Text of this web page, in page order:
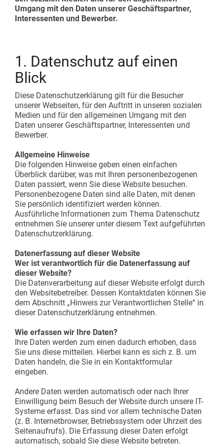
Shadowboard
Förderstrecken
Whiteboards
FIFO-Bahnhof
ZUR ÜBERSICHT
ZUR ÜBERSICHT
Umgang mit den Daten unserer Geschäftspartner,
Interessenten und Bewerber.
1. Datenschutz auf einen
Blick
Diese Datenschutzerklärung gilt für die Besucher
unserer Webseiten, für den Auftritt in unseren sozialen
Medien und für den allgemeinen Umgang mit den
Daten unserer Geschäftspartner, Interessenten und
Bewerber.
Allgemeine Hinweise
Die folgenden Hinweise geben einen einfachen
Überblick darüber, was mit Ihren personenbezogenen
Daten passiert, wenn Sie diese Website besuchen.
Personenbezogene Daten sind alle Daten, mit denen
Sie persönlich identifiziert werden können.
Ausführliche Informationen zum Thema Datenschutz
entnehmen Sie unserer unter diesem Text aufgeführten
Datenschutzerklärung.
Datenerfassung auf dieser Website
Wer ist verantwortlich für die Datenerfassung auf
dieser Website?
Die Datenverarbeitung auf dieser Website erfolgt durch
den Websitebetreiber. Dessen Kontaktdaten können Sie
dem Abschnitt „Hinweis zur Verantwortlichen Stelle“ in
dieser Datenschutzerklärung entnehmen.
Wie erfassen wir Ihre Daten?
Ihre Daten werden zum einen dadurch erhoben, dass
Sie uns diese mitteilen. Hierbei kann es sich z. B. um
Daten handeln, die Sie in ein Kontaktformular
eingeben.
Andere Daten werden automatisch oder nach Ihrer
Einwilligung beim Besuch der Website durch unsere IT-
Systeme erfasst. Das sind vor allem technische Daten
(z. B. Internetbrowser, Betriebssystem oder Uhrzeit des
Seitenaufrufs). Die Erfassung dieser Daten erfolgt
automatisch, sobald Sie diese Website betreten.